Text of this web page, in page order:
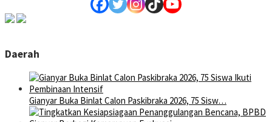
Daerah
Gianyar Buka Binlat Calon Paskibraka 2026, 75 Sisw…